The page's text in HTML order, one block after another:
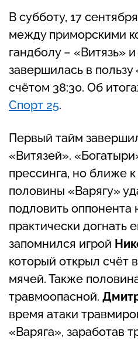
В субботу, 17
между приморскими
гандболу – «Витязь»
завершилась в
счётом 38:30. Об
Спорт 25.
Первый тайм
«Витязей».
прессинга, но ближе
половины «Варягу»
подловить оппонента
практически догнать
запомнился игрой
который открыл счёт
мячей. Также
травмоопасной.
время атаки
«Варяга», заработав